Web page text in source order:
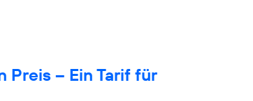
Preis – Ein Tarif für